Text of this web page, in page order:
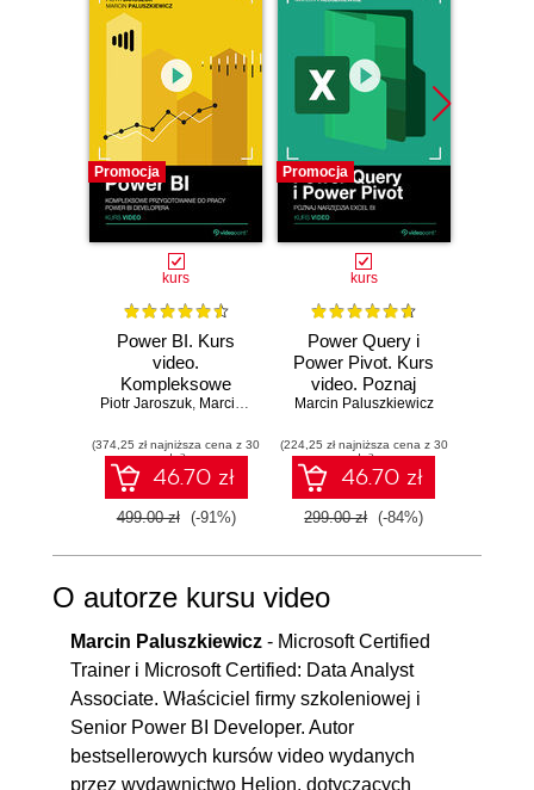
część 1.
9.11. Funkcje Time Intelligence
00:09:12
9.12. Miary - Funkcja SUMX()
część 1.
00:09:51
9.13. Miary - Funkcja SUMX()
część 2.
9.14. Miary - Funkcje
AVERAGEX() i MAXX()
10. Wizualizacje 01:11:50
10.1. Hierarchie
00:07:48
10.3. Karta, karta z wieloma
00:13:53
10.5. Mapa
00:04:18
10.7. ArcGIS for Power BI
10.8. Mapa drzewa
00:03:35
Promocja
kurs
Power BI. Kurs
video.
Kompleksowe
przygotowanie do
developera
Piotr Jaroszuk, Marcin Paluszkiewicz
(374,25 zł najniższa cena z 30
dni)
46.70 zł
499.00 zł (-91%)
Promocja
kurs
Power Query i
Power Pivot. Kurs
video. Poznaj
narzędzia Excel BI
Marcin Paluszkiewicz
(224,25 zł najniższa cena z 30
dni)
46.70 zł
299.00 zł (-84%)
O autorze kursu video
Marcin Paluszkiewicz - Microsoft Certified
Trainer i Microsoft Certified: Data Analyst
Associate. Właściciel firmy szkoleniowej i
Senior Power BI Developer. Autor
bestsellerowych kursów video wydanych
przez wydawnictwo Helion, dotyczących